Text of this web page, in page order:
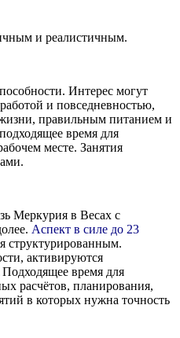
и реалистичным.
Интерес могут
и повседневностью,
правильным питанием и
время для
месте. Занятия
Меркурия в Весах с
Аспект в силе до 23
структурированным.
активируются
Подходящее время для
расчётов, планирования,
в которых нужна точность